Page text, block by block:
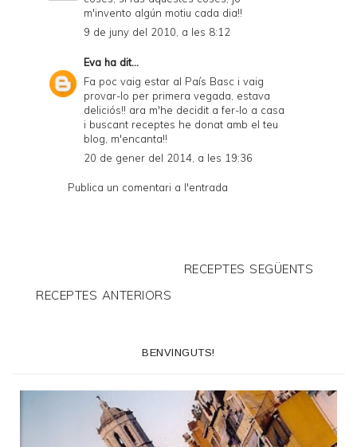
m'invento algún motiu cada dia!!
9 de juny del 2010, a les 8:12
Eva ha dit...
Fa poc vaig estar al País Basc i vaig
provar-lo per primera vegada, estava
deliciós!! ara m'he decidit a fer-lo a casa
i buscant receptes he donat amb el teu
blog, m'encanta!!
20 de gener del 2014, a les 19:36
Publica un comentari a l'entrada
RECEPTES SEGÜENTS
RECEPTES ANTERIORS
BENVINGUTS!